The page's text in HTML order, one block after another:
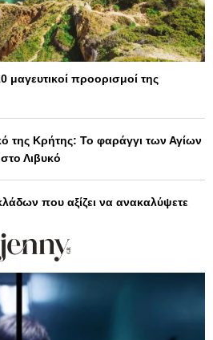
προορισμοί της
της Κρήτης: Το φαράγγι των Αγίων
Λιβυκό
που αξίζει να ανακαλύψετε